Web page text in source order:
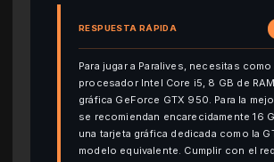
RESPUESTA RÁPIDA
Para jugar a Paralives, necesitas como
procesador Intel Core i5, 8 GB de
gráfica GeForce GTX 950. Para la
se recomiendan encarecidamente 16
una tarjeta gráfica dedicada como la
modelo equivalente. Cumplir con el